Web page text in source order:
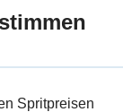
Spritpreisen